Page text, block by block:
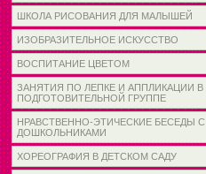
ШКОЛА РИСОВАНИЯ ДЛЯ МАЛЫШЕЙ
ИЗОБРАЗИТЕЛЬНОЕ ИСКУССТВО
ВОСПИТАНИЕ ЦВЕТОМ
ЗАНЯТИЯ ПО ЛЕПКЕ И АППЛИКАЦИИ В
ПОДГОТОВИТЕЛЬНОЙ ГРУППЕ
НРАВСТВЕННО-ЭТИЧЕСКИЕ БЕСЕДЫ С
ДОШКОЛЬНИКАМИ
ХОРЕОГРАФИЯ В ДЕТСКОМ САДУ